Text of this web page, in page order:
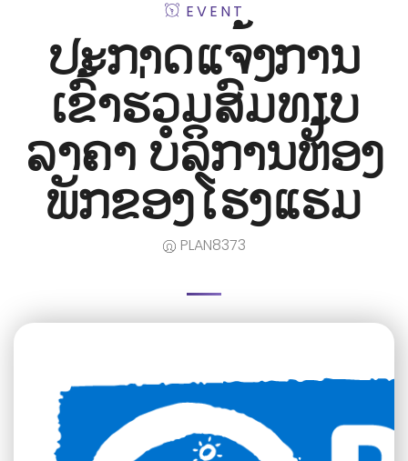
EVENT
ປະກາດແຈ້ງການ
ເຂົ້າຮ່ວມສົມທຽບ
ລາຄາ ບໍລິການຫ້ອງ
ພັກຂອງໂຮງແຮມ
PLAN8373